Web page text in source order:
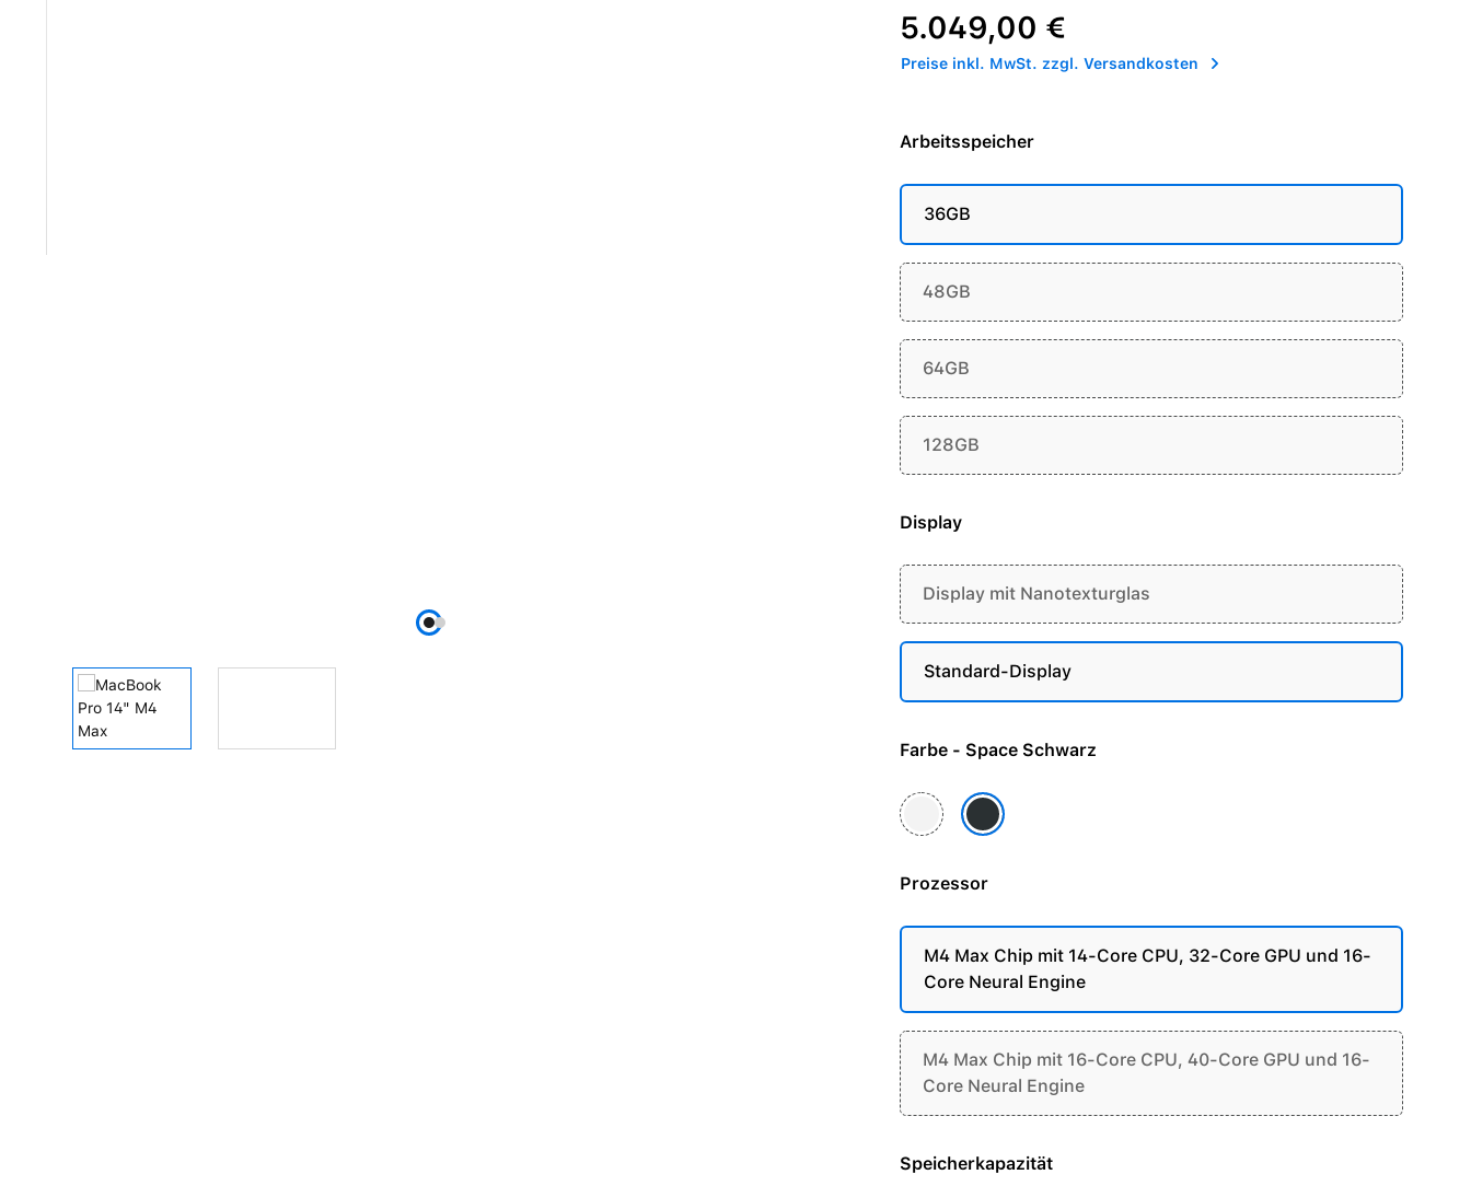
Regulärer Preis:
5.049,00 €
Preise inkl. MwSt. zzgl. Versandkosten
Arbeitsspeicher
36GB
48GB
64GB
128GB
Display
Display mit Nanotexturglas
Standard-Display
Farbe - Space Schwarz
Silber Space Schwarz
Prozessor
M4 Max Chip mit 14-Core CPU, 32-Core GPU und 16-
Core Neural Engine
M4 Max Chip mit 16-Core CPU, 40-Core GPU und 16-
Core Neural Engine
Speicherkapazität